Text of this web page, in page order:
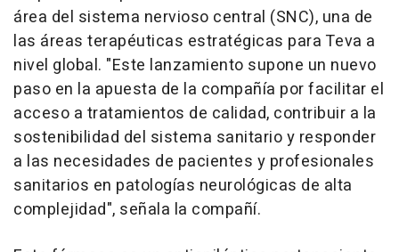
área del sistema nervioso central (SNC), una de
las áreas terapéuticas estratégicas para Teva a
nivel global. "Este lanzamiento supone un nuevo
paso en la apuesta de la compañía por facilitar el
acceso a tratamientos de calidad, contribuir a la
sostenibilidad del sistema sanitario y responder
a las necesidades de pacientes y profesionales
sanitarios en patologías neurológicas de alta
complejidad", señala la compañí.